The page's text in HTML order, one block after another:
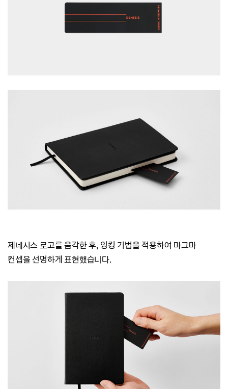
제네시스 로고를 음각한 후, 잉킹 기법을 적용하여 마그마
컨셉을 선명하게 표현했습니다.